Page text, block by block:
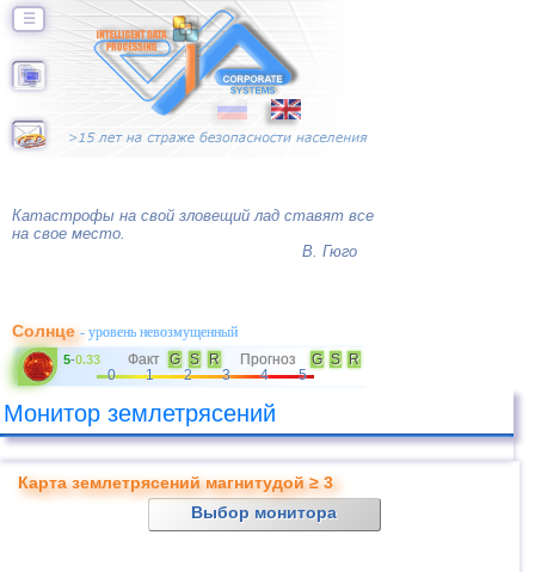
☰
Катастрофы на свой зловещий лад ставят все
на свое место.
В. Гюго
Солнце- уровень невозмущенный
5-0.33 Факт G S R Прогноз G S
R
0
1 2 3 4 5
Монитор землетрясений
Карта землетрясений магнитудой ≥ 3
Выбор монитора